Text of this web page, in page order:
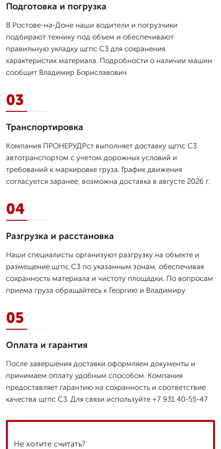
Подготовка и погрузка
В Ростове-на-Доне наши водители и погрузчики
подбирают технику под объем и обеспечивают
правильную укладку щгпс С3 для сохранения
характеристик материала. Подробности о наличии машин
сообщит Владимир Бориславович
03
Транспортировка
Компания ПРОНЕРУДРст выполняет доставку щгпс С3
автотранспортом с учетом дорожных условий и
требований к маркировке груза. График движения
согласуется заранее, возможна доставка в августе 2026 г.
04
Разгрузка и расстановка
Наши специалисты организуют разгрузку на объекте и
размещение щгпс С3 по указанным зонам, обеспечивая
сохранность материала и чистоту площадки. По вопросам
приема груза обращайтесь к Георгию и Владимиру
05
Оплата и гарантия
После завершения доставки оформляем документы и
принимаем оплату удобным способом. Компания
предоставляет гарантию на сохранность и соответствие
качества щгпс С3. Для связи используйте +7 931 40-55-47
Не хотите считать?